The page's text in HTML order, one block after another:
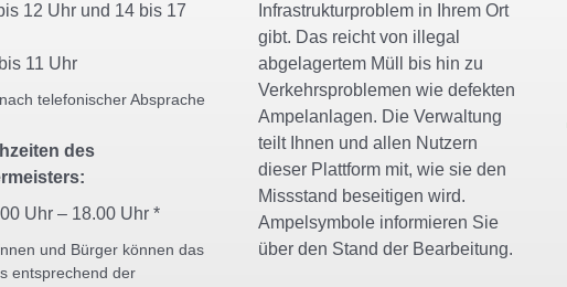
12 Uhr und 14 bis 17
11 Uhr
telefonischer Absprache
des
Uhr – 18.00 Uhr *
und Bürger können das
entsprechend der
Infrastrukturproblem in Ihrem Ort
gibt. Das reicht von illegal
abgelagertem Müll bis hin zu
Verkehrsproblemen wie defekten
Ampelanlagen. Die Verwaltung
teilt Ihnen und allen Nutzern
dieser Plattform mit, wie sie den
Missstand beseitigen wird.
Ampelsymbole informieren Sie
über den Stand der Bearbeitung.